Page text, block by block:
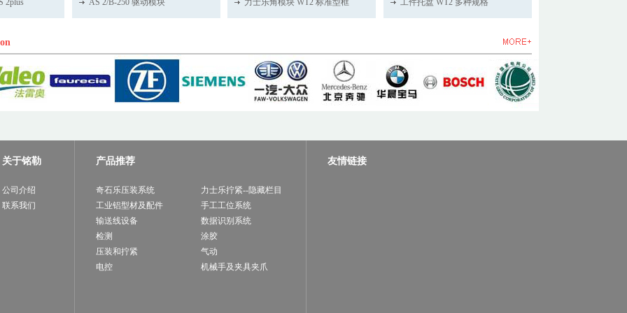
2plus AS 2/B-250 驱动模块 力士乐角模块 WT2 标准型框 工件托盘 WT2 多种规格
关于铭勒
公司介绍
联系我们
产品推荐
奇石乐压装系统
力士乐拧紧--隐藏栏目
工业铝型材及配件
手工工位系统
输送线设备
数据识别系统
检测
涂胶
压装和拧紧
气动
电控
机械手及夹具夹爪
友情链接